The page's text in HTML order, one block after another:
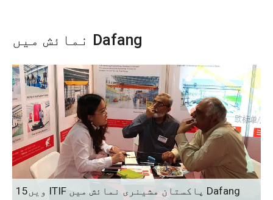
نمائش میں Dafang
15ویں ITIF پاکستان مشینری نمائش میں Dafang